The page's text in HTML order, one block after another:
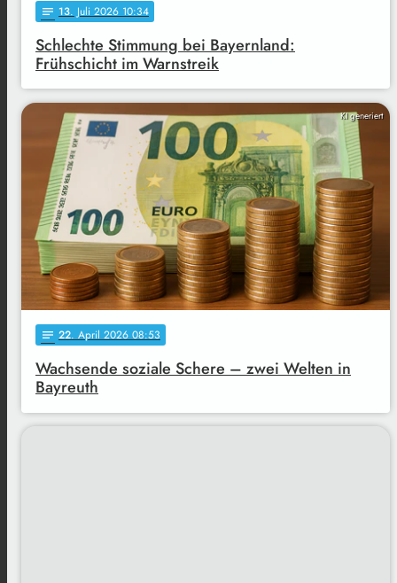
notes 13. Juli 2026 10:34
Schlechte Stimmung bei Bayernland:
Frühschicht im Warnstreik
KI generiert
notes 22. April 2026 08:53
Wachsende soziale Schere – zwei Welten in
Bayreuth